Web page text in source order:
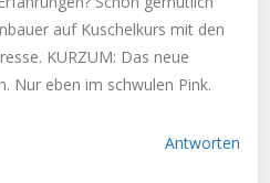
auf Kuschelkurs mit den
KURZUM: Das neue
Nur eben im schwulen Pink.
Antworten